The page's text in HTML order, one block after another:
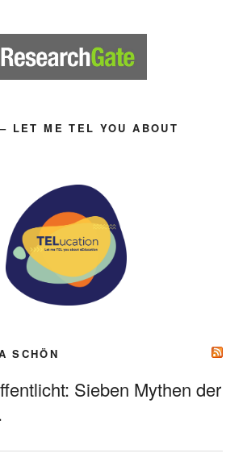
LET ME TEL YOU ABOUT
SCHÖN
Sieben Mythen der